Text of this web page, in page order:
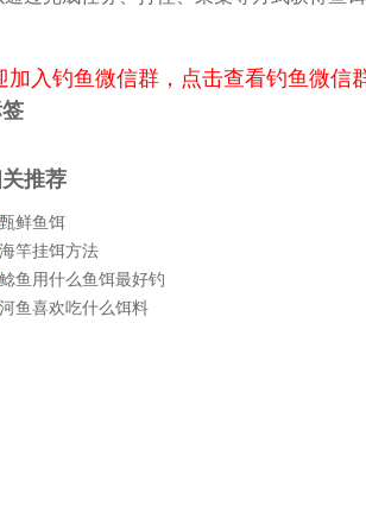
加入钓鱼微信群，点击查看钓鱼微信
推荐
甄鲜鱼饵
海竿挂饵方法
鲶鱼用什么鱼饵最好钓
河鱼喜欢吃什么饵料